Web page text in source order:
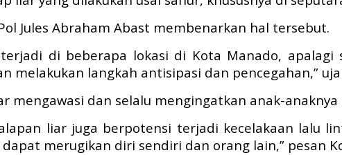
Jules Abraham Abast membenarkan hal tersebut.
di beberapa lokasi di Kota Manado, apalagi
melakukan langkah antisipasi dan pencegahan,”
mengawasi dan selalu mengingatkan anak-
liar juga berpotensi terjadi kecelakaan lalu
merugikan diri sendiri dan orang lain,” pesan